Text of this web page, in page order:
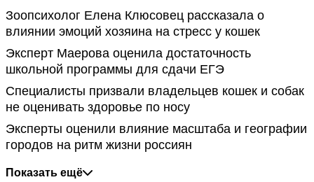
Зоопсихолог Елена Клюсовец рассказала о
влиянии эмоций хозяина на стресс у кошек
Эксперт Маерова оценила достаточность
школьной программы для сдачи ЕГЭ
Специалисты призвали владельцев кошек и собак
не оценивать здоровье по носу
Эксперты оценили влияние масштаба и географии
городов на ритм жизни россиян
Показать ещё